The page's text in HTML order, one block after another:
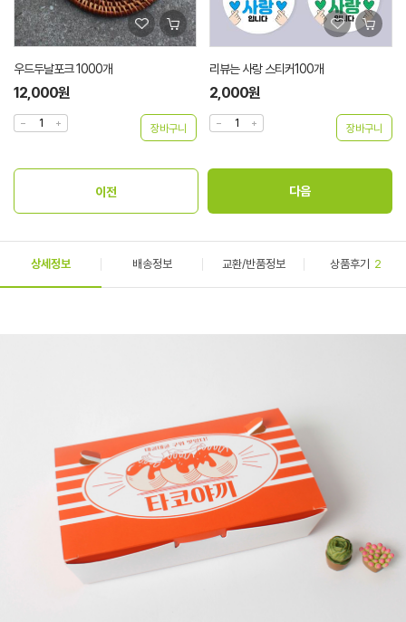
우드두날포크 1000개
12,000원
리뷰는 사랑 스티커100개
2,000원
상세정보 배송정보 교환/반품정보 상품후기 2